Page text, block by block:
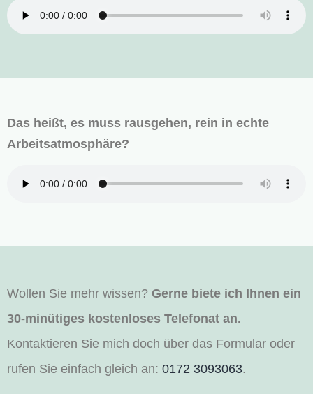
Das heißt, es muss rausgehen, rein in echte
Arbeitsatmosphäre?
Wollen Sie mehr wissen? Gerne biete ich Ihnen ein
30-minütiges kostenloses Telefonat an.
Kontaktieren Sie mich doch über das Formular oder
rufen Sie einfach gleich an: 0172 3093063.